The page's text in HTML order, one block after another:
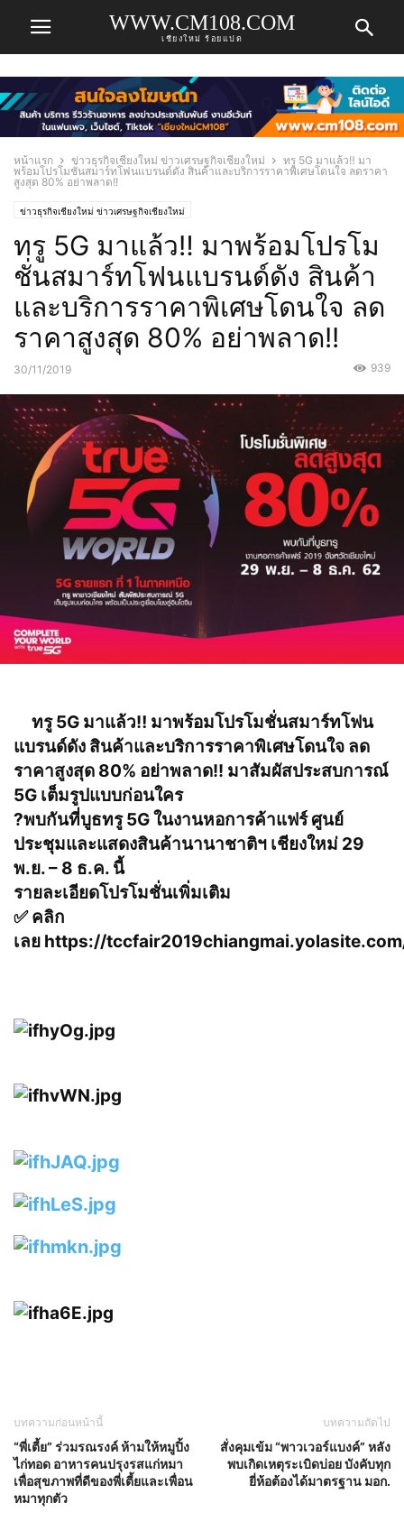
WWW.CM108.COM
เชียงใหม่ ร้อยแปด
หน้าแรก ข่าวธุรกิจเชียงใหม่ ข่าวเศรษฐกิจเชียงใหม่
ทรู 5G มาแล้ว‼️ มา
พร้อมโปรโมชั่นสมาร์ทโฟนแบรนด์ดัง สินค้าและบริการราคาพิเศษโดนใจ ลดราคา
สูงสุด 80% อย่าพลาด!!
ข่าวธุรกิจเชียงใหม่ ข่าวเศรษฐกิจเชียงใหม่
ทรู 5G มาแล้ว‼️ มาพร้อมโปรโม
ชั่นสมาร์ทโฟนแบรนด์ดัง สินค้า
และบริการราคาพิเศษโดนใจ ลด
ราคาสูงสุด 80% อย่าพลาด!!
30/11/2019 939
ทรู 5G มาแล้ว‼️ มาพร้อมโปรโมชั่นสมาร์ทโฟน
แบรนด์ดัง สินค้าและบริการราคาพิเศษโดนใจ ลด
ราคาสูงสุด 80% อย่าพลาด!! มาสัมผัสประสบการณ์
5G เต็มรูปแบบก่อนใคร
?พบกันที่บูธทรู 5G ในงานหอการค้าแฟร์ ศูนย์
ประชุมและแสดงสินค้านานาชาติฯ เชียงใหม่ 29
พ.ย. – 8 ธ.ค. นี้
รายละเอียดโปรโมชั่นเพิ่มเติม
✅คลิก
เลย https://
บทความก่อนหน้านี้
“พี่เตี้ย” ร่วมรณรงค์ ห้ามให้หมูปิ้ง
ไก่ทอด อาหารคนปรุงรสแก่หมา
เพื่อสุขภาพที่ดีของพี่เตี้ยและเพื่อน
หมาทุกตัว
บทความถัดไป
สั่งคุมเข้ม “พาวเวอร์แบงค์” หลัง
พบเกิดเหตุระเบิดบ่อย บังคับทุก
ยี่ห้อต้องได้มาตรฐาน มอก.